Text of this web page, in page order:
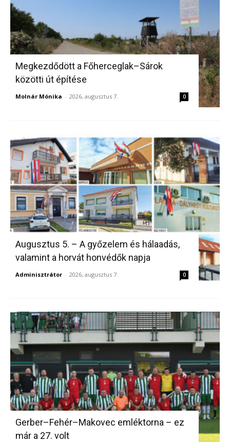
Megkezdődött a Főherceglak–Sárok
közötti út építése
Molnár Mónika - 2026, augusztus 7. 0
Augusztus 5. – A győzelem és hálaadás,
valamint a horvát honvédők napja
Adminisztrátor - 2026, augusztus 7. 0
Gerber–Fehér–Makovec emléktorna – ez
már a 27. volt